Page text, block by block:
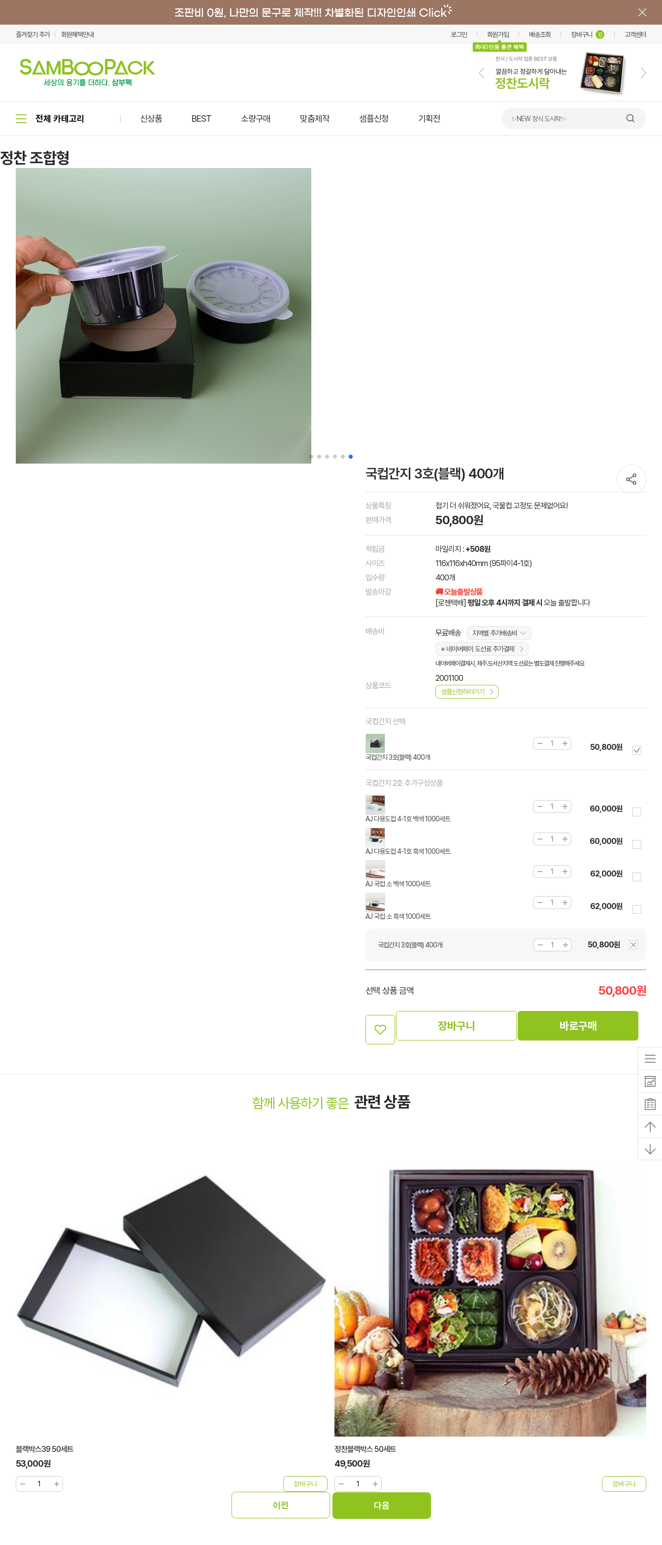
즐겨찾기 추가 회원혜택안내 로그인 회원가입
최대5만원 통큰 혜택
배송조회 장바구니 0 고객센터
신상품 BEST 소량구매 맞춤제작 샘플신청 기획전 ✨NEW 정식 도시락✨
정찬 조합형
국컵간지 3호(블랙) 400개
상품특징
접기 더 쉬워졌어요, 국물컵 고정도 문제없어요!
판매가격
50,800원
적립금 마일리지 : +508원
사이즈
116x116xh40mm (95파이4-1호)
입수량
400개
발송마감
🚚 오늘출발상품
[로젠택배] 평일 오후 4시까지 결제 시 오늘 출발합니다
배송비 무료배송
지역별 추가배송비
※ 네이버페이 도선료 추가결제
네이버페이결제시, 제주.도서산지역 도선료는 별도결제 진행해주세요
상품코드
2001100
샘플신청하러가기
국컵간지 선택
국컵간지 3호(블랙) 400개
50,800원
국컵간지 2호 추가구성상품
AJ 다용도컵 4-1호 백색 1000세트
60,000원
AJ 다용도컵 4-1호 흑색 1000세트
60,000원
AJ 국컵 소 백색 1000세트
62,000원
AJ 국컵 소 흑색 1000세트
62,000원
국컵간지 3호(블랙) 400개 50,800원
선택 상품 금액 50,800원
장바구니 바로구매
함께 사용하기 좋은 관련 상품
블랙박스39 50세트
53,000원
정찬블랙박스 50세트
49,500원